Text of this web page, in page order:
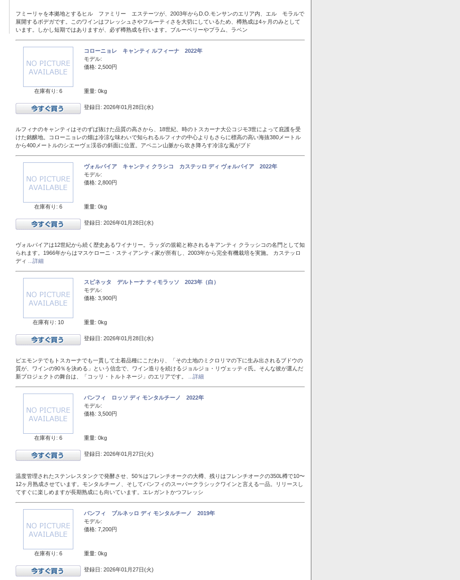
フミーリャを本拠地とするヒル ファミリー エステーツが、2003年からD.O.モンサンのエリア内、エル モラルで
展開するボデガです。このワインはフレッシュさやフルーティさを大切にしているため、樽熟成は4ヶ月のみとして
います。しかし短期ではありますが、必ず樽熟成を行います。ブルーベリーやプラム、ラベン
在庫有り: 6
コローニョレ キャンティ ルフィーナ 2022年
モデル:
価格: 2,500円
重量: 0kg
登録日: 2026年01月28日(水)
ルフィナのキャンティはそのずば抜けた品質の高さから、18世紀、時のトスカーナ大公コジモ3世によって庇護を受
けた銘醸地。コローニョレの畑は冷涼な味わいで知られるルフィナの中心よりもさらに標高の高い海抜380メートル
から400メートルのシエーヴェ渓谷の斜面に位置。アペニン山脈から吹き降ろす冷涼な風がブド
在庫有り: 6
ヴォルパイア キャンティ クラシコ カステッロ ディ ヴォルパイア 2022年
モデル:
価格: 2,800円
重量: 0kg
登録日: 2026年01月28日(水)
ヴォルパイアは12世紀から続く歴史あるワイナリー。ラッダの規範と称されるキアンティ クラッシコの名門として知
られます。1966年からはマスケローニ・スティアンティ家が所有し、2003年から完全有機栽培を実施。 カステッロ
ディ
...詳細
在庫有り: 10
スピネッタ デルトーナ ティモラッソ 2023年（白）
モデル:
価格: 3,900円
重量: 0kg
登録日: 2026年01月28日(水)
ピエモンテでもトスカーナでも一貫して土着品種にこだわり、「その土地のミクロリマの下に生み出されるブドウの
質が、ワインの90％を決める」という信念で、ワイン造りを続けるジョルジョ・リヴェッティ氏。そんな彼が選んだ
新プロジェクトの舞台は、「コッリ・トルトネージ」のエリアです。
...詳細
在庫有り: 6
バンフィ ロッソ ディ モンタルチーノ 2022年
モデル:
価格: 3,500円
重量: 0kg
登録日: 2026年01月27日(火)
温度管理されたステンレスタンクで発酵させ、50％はフレンチオークの大樽、残りはフレンチオークの350L樽で10〜
12ヶ月熟成させています。モンタルチーノ、そしてバンフィのスーパークラシックワインと言える一品。リリースし
てすぐに楽しめますが長期熟成にも向いています。エレガントかつフレッシ
在庫有り: 6
バンフィ ブルネッロ ディ モンタルチーノ 2019年
モデル:
価格: 7,200円
重量: 0kg
登録日: 2026年01月27日(火)